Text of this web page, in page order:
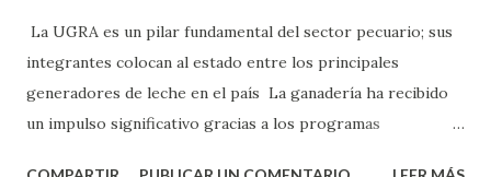
La UGRA es un pilar fundamental del sector pecuario; sus
integrantes colocan al estado entre los principales
generadores de leche en el país La ganadería ha recibido
un impulso significativo gracias a los programas